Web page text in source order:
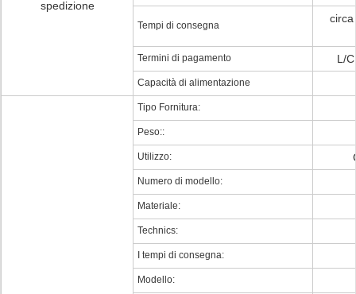
spedizione
Tempi di consegna
Termini di pagamento L/
Capacità di alimentazione
Tipo Fornitura:
Peso::
Utilizzo:
Numero di modello:
Materiale:
Technics:
I tempi di consegna:
Modello: